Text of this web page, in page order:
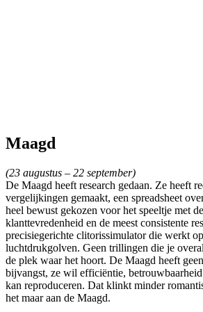
Maagd
(23 augustus – 22 september)
De Maagd heeft research gedaan. Ze heeft
vergelijkingen gemaakt, een spreadsheet
heel bewust gekozen voor het speeltje met
klanttevredenheid en de meest consistente
precisiegerichte clitorissimulator die werkt
luchtdrukgolven. Geen trillingen die je
de plek waar het hoort. De Maagd heeft
bijvangst, ze wil efficiëntie, betrouwbaarheid
kan reproduceren. Dat klinkt minder
het maar aan de Maagd.